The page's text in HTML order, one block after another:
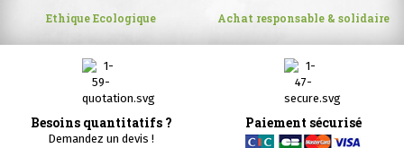
Ethique Ecologique Achat responsable & solidaire
Besoins quantitatifs ?
Demandez un devis !
Paiement sécurisé